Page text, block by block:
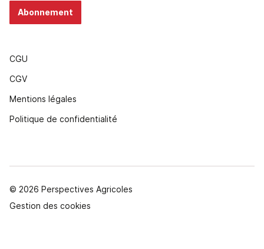
Abonnement
CGU
CGV
Mentions légales
Politique de confidentialité
© 2026 Perspectives Agricoles
Gestion des cookies